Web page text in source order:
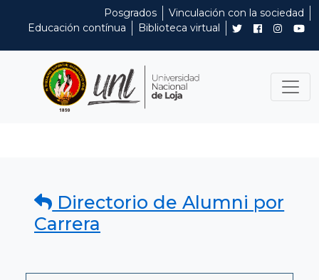
Posgrados
Vinculación con la sociedad
Educación contínua
Biblioteca virtual
Directorio de Alumni por
Carrera